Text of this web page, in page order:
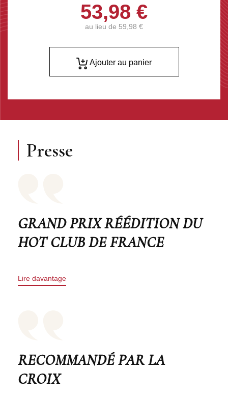
53,98 €
au lieu de 59,98 €
Ajouter au panier
Presse
GRAND PRIX RÉÉDITION DU
HOT CLUB DE FRANCE
Lire davantage
RECOMMANDÉ PAR LA
CROIX